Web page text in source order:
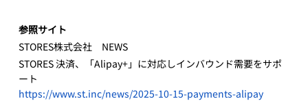
参照サイト
STORES株式会社　NEWS
STORES 決済、「Alipay+」に対応しインバウンド需要をサポ
ート
https://www.st.inc/news/2025-10-15-payments-alipay